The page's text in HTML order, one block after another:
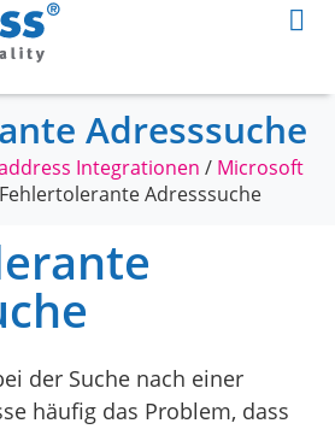
Adresssuche
Integrationen / Microsoft
Fehlertolerante Adresssuche
der Suche nach einer
häufig das Problem, dass